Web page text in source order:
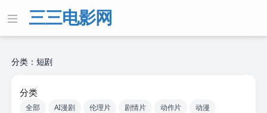
三三电影网
分类：短剧
分类
全部 AI漫剧 伦理片 剧情片 动作片
动漫